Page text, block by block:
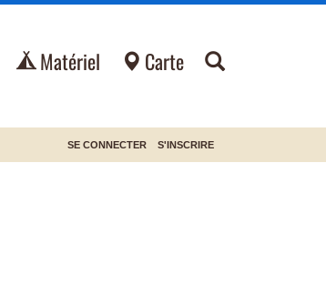
Matériel Carte
SE CONNECTER S'INSCRIRE